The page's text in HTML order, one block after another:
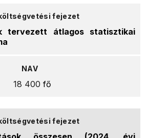
tervezett átlagos statisztikai
18 400 fő